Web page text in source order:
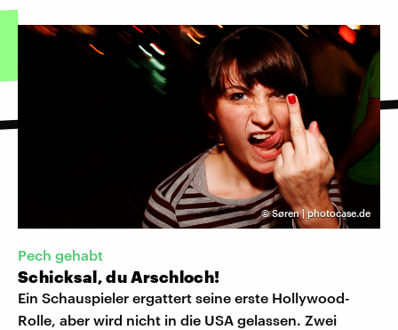
©Søren | photocase.de
Pech gehabt
Schicksal, du Arschloch!
Ein Schauspieler ergattert seine erste Hollywood-
Rolle, aber wird nicht in die USA gelassen. Zwei